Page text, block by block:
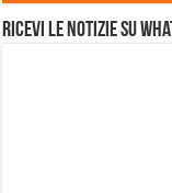
Ricevi le notizie su